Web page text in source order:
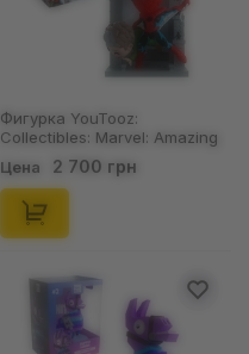
Фигурка YouTooz:
Collectibles: Marvel: Amazing
Fantasy #15: Spider-Man,
(548522)
Цена 2 700 грн